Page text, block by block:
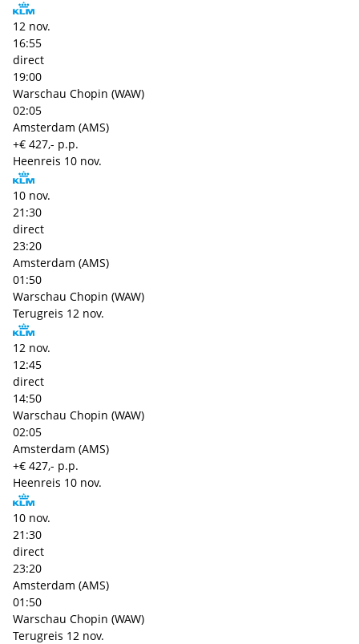
12 nov.
16:55
direct
19:00
Warschau Chopin (WAW)
02:05
Amsterdam (AMS)
+€ 427,- p.p.
Heenreis 10 nov.
10 nov.
21:30
direct
23:20
Amsterdam (AMS)
01:50
Warschau Chopin (WAW)
Terugreis 12 nov.
12 nov.
12:45
direct
14:50
Warschau Chopin (WAW)
02:05
Amsterdam (AMS)
+€ 427,- p.p.
Heenreis 10 nov.
10 nov.
21:30
direct
23:20
Amsterdam (AMS)
01:50
Warschau Chopin (WAW)
Terugreis 12 nov.